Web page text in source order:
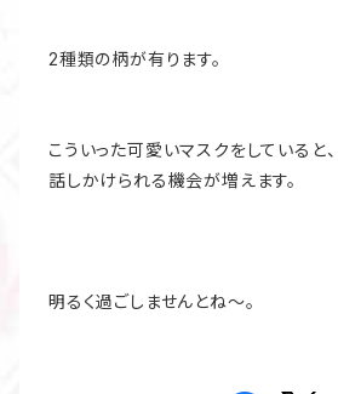
2種類の柄が有ります。
こういった可愛いマスクをしていると、
話しかけられる機会が増えます。
明るく過ごしませんとね～。